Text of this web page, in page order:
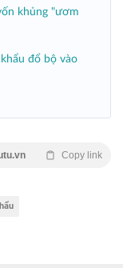
khủng "ươm
đổ bộ vào
Copy link